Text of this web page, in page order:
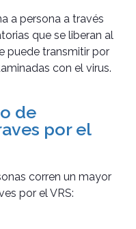
a persona a través
que se liberan al
puede transmitir por
con el virus.
de
por el
corren un mayor
por el VRS: